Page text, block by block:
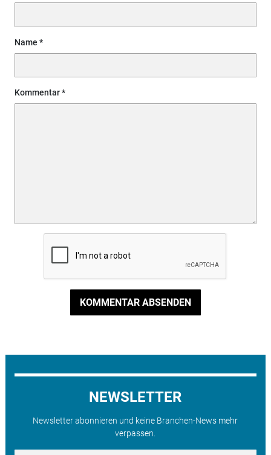
Name
Kommentar
KOMMENTAR ABSENDEN
NEWSLETTER
Newsletter abonnieren und keine Branchen-News mehr
verpassen.